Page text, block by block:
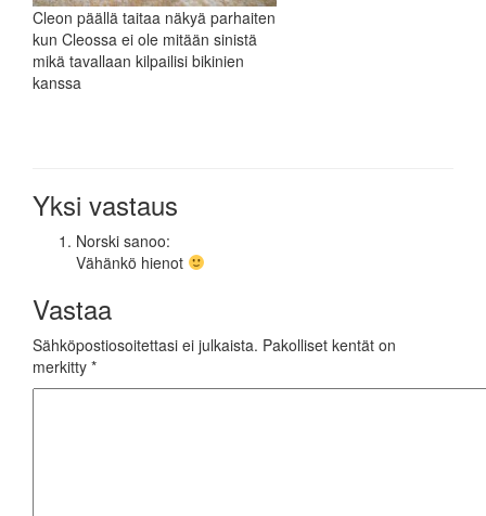
Cleon päällä taitaa näkyä parhaiten
kun Cleossa ei ole mitään sinistä
mikä tavallaan kilpailisi bikinien
kanssa
Yksi vastaus
Norski sanoo:
Vähänkö hienot
Vastaa
Sähköpostiosoitettasi ei julkaista. Pakolliset kentät on
merkitty *